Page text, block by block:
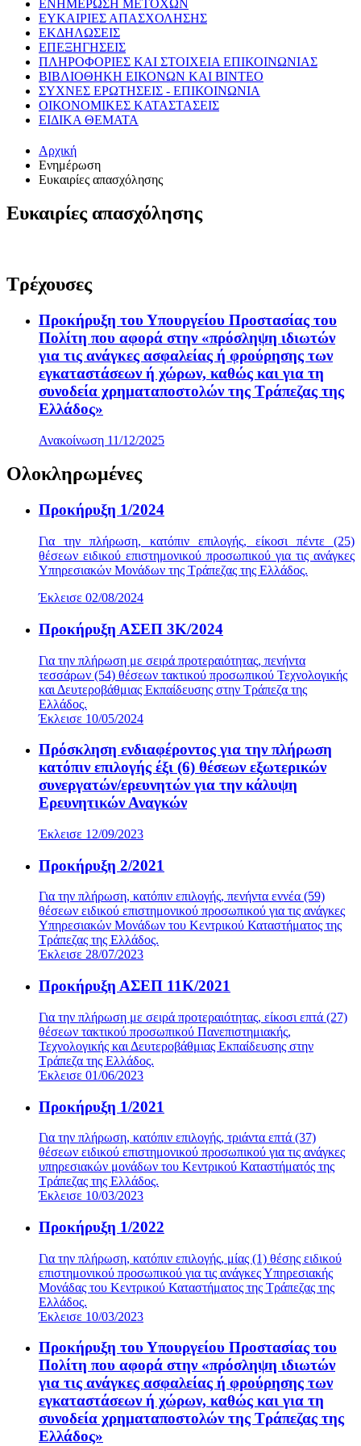
ΕΝΗΜΕΡΩΣΗ ΜΕΤΟΧΩΝ
ΕΥΚΑΙΡΙΕΣ ΑΠΑΣΧΟΛΗΣΗΣ
ΕΚΔΗΛΩΣΕΙΣ
ΕΠΕΞΗΓΗΣΕΙΣ
ΠΛΗΡΟΦΟΡΙΕΣ ΚΑΙ ΣΤΟΙΧΕΙΑ ΕΠΙΚΟΙΝΩΝΙΑΣ
ΒΙΒΛΙΟΘΗΚΗ ΕΙΚΟΝΩΝ ΚΑΙ ΒΙΝΤΕΟ
ΣΥΧΝΕΣ ΕΡΩΤΗΣΕΙΣ - ΕΠΙΚΟΙΝΩΝΙΑ
ΟΙΚΟΝΟΜΙΚΕΣ ΚΑΤΑΣΤΑΣΕΙΣ
ΕΙΔΙΚΑ ΘΕΜΑΤΑ
Αρχική
Ενημέρωση
Ευκαιρίες απασχόλησης
Ευκαιρίες απασχόλησης
Τρέχουσες
Προκήρυξη του Υπουργείου Προστασίας του
Πολίτη που αφορά στην «πρόσληψη ιδιωτών
για τις ανάγκες ασφαλείας ή φρούρησης των
εγκαταστάσεων ή χώρων, καθώς και για τη
συνοδεία χρηματαποστολών της Τράπεζας της
Ελλάδος»
Ανακοίνωση 11/12/2025
Ολοκληρωμένες
Προκήρυξη 1/2024
Για την πλήρωση, κατόπιν επιλογής, είκοσι πέντε (25)
θέσεων ειδικού επιστημονικού προσωπικού για τις ανάγκες
Υπηρεσιακών Μονάδων της Τράπεζας της Ελλάδος.
Έκλεισε 02/08/2024
Προκήρυξη ΑΣΕΠ 3K/2024
Για την πλήρωση με σειρά προτεραιότητας, πενήντα
τεσσάρων (54) θέσεων τακτικού προσωπικού Τεχνολογικής
και Δευτεροβάθμιας Εκπαίδευσης στην Τράπεζα της
Ελλάδος.
Έκλεισε 10/05/2024
Πρόσκληση ενδιαφέροντος για την πλήρωση
κατόπιν επιλογής έξι (6) θέσεων εξωτερικών
συνεργατών/ερευνητών για την κάλυψη
Ερευνητικών Αναγκών
Έκλεισε 12/09/2023
Προκήρυξη 2/2021
Για την πλήρωση, κατόπιν επιλογής, πενήντα εννέα (59)
θέσεων ειδικού επιστημονικού προσωπικού για τις ανάγκες
Υπηρεσιακών Μονάδων του Κεντρικού Καταστήματος της
Τράπεζας της Ελλάδος.
Έκλεισε 28/07/2023
Προκήρυξη ΑΣΕΠ 11Κ/2021
Για την πλήρωση με σειρά προτεραιότητας, είκοσι επτά (27)
θέσεων τακτικού προσωπικού Πανεπιστημιακής,
Τεχνολογικής και Δευτεροβάθμιας Εκπαίδευσης στην
Τράπεζα της Ελλάδος.
Έκλεισε 01/06/2023
Προκήρυξη 1/2021
Για την πλήρωση, κατόπιν επιλογής, τριάντα επτά (37)
θέσεων ειδικού επιστημονικού προσωπικού για τις ανάγκες
υπηρεσιακών μονάδων του Κεντρικού Καταστήματός της
Τράπεζας της Ελλάδος.
Έκλεισε 10/03/2023
Προκήρυξη 1/2022
Για την πλήρωση, κατόπιν επιλογής, μίας (1) θέσης ειδικού
επιστημονικού προσωπικού για τις ανάγκες Υπηρεσιακής
Μονάδας του Κεντρικού Καταστήματος της Τράπεζας της
Ελλάδος.
Έκλεισε 10/03/2023
Προκήρυξη του Υπουργείου Προστασίας του
Πολίτη που αφορά στην «πρόσληψη ιδιωτών
για τις ανάγκες ασφαλείας ή φρούρησης των
εγκαταστάσεων ή χώρων, καθώς και για τη
συνοδεία χρηματαποστολών της Τράπεζας της
Ελλάδος»